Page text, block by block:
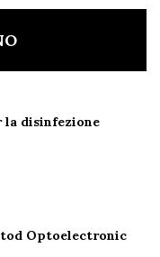
la disinfezione
Optoelectronic